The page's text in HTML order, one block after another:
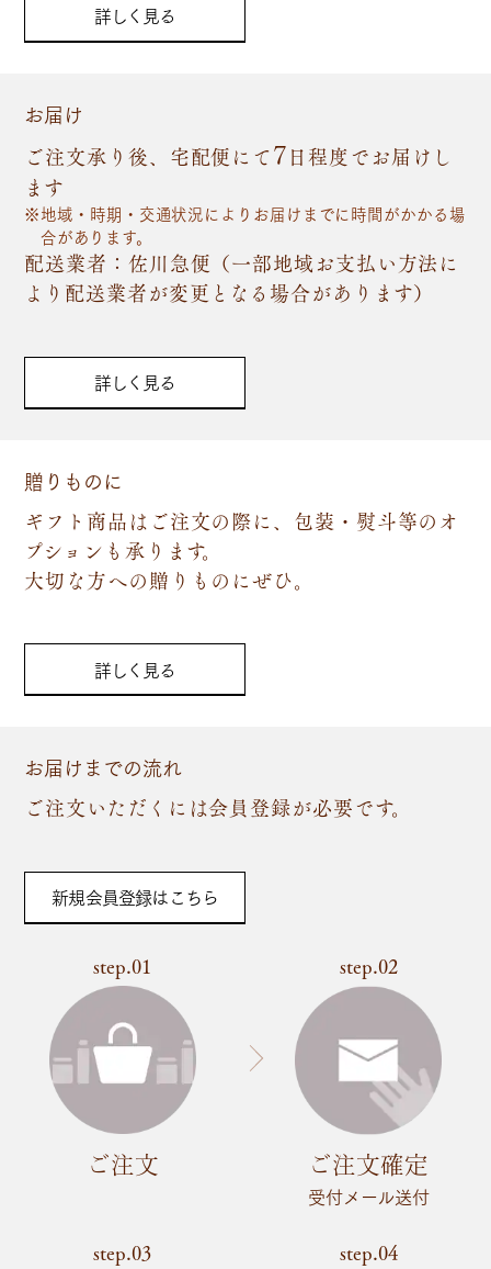
詳しく見る
お届け
ご注文承り後、宅配便にて7日程度でお届けし
ます
地域・時期・交通状況によりお届けまでに時間がかかる場
合があります。
配送業者：佐川急便（一部地域お支払い方法に
より配送業者が変更となる場合があります）
詳しく見る
贈りものに
ギフト商品はご注文の際に、包装・熨斗等のオ
プションも承ります。
大切な方への贈りものにぜひ。
詳しく見る
お届けまでの流れ
ご注文いただくには会員登録が必要です。
新規会員登録はこちら
step.01
ご注文
step.02
ご注文確定
受付メール送付
step.03 step.04